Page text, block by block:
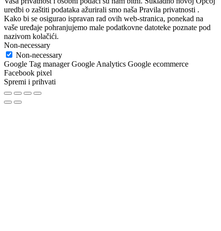
uredbi o zaštiti podataka ažurirali smo naša Pravila privatnosti .
Kako bi se osigurao ispravan rad ovih web-stranica, ponekad na
vaše uređaje pohranjujemo male podatkovne datoteke poznate pod
nazivom kolačići.
Non-necessary
Non-necessary
Google Tag manager Google Analytics Google ecommerce
Facebook pixel
Spremi i prihvati